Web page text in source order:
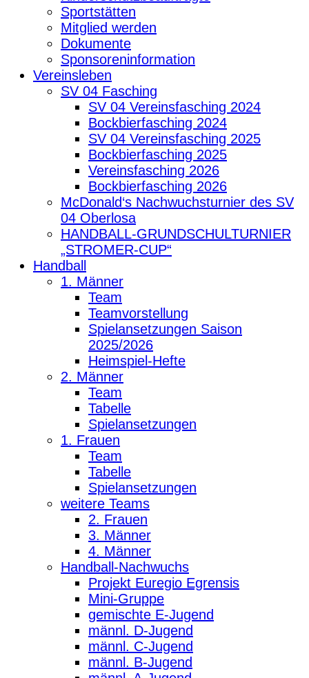
Sportstätten
Mitglied werden
Dokumente
Sponsoreninformation
Vereinsleben
SV 04 Fasching
SV 04 Vereinsfasching 2024
Bockbierfasching 2024
SV 04 Vereinsfasching 2025
Bockbierfasching 2025
Vereinsfasching 2026
Bockbierfasching 2026
McDonald‘s Nachwuchsturnier des SV
04 Oberlosa
HANDBALL-GRUNDSCHULTURNIER
„STROMER-CUP“
Handball
1. Männer
Team
Teamvorstellung
Spielansetzungen Saison
2025/2026
Heimspiel-Hefte
2. Männer
Team
Tabelle
Spielansetzungen
1. Frauen
Team
Tabelle
Spielansetzungen
weitere Teams
2. Frauen
3. Männer
4. Männer
Handball-Nachwuchs
Projekt Euregio Egrensis
Mini-Gruppe
gemischte E-Jugend
männl. D-Jugend
männl. C-Jugend
männl. B-Jugend